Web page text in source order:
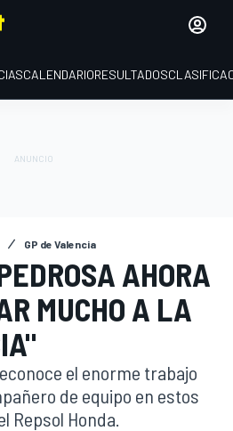
CALENDARIORESULTADOS
GP de Valencia
AHORA
MUCHO A LA
el enorme trabajo
de equipo en estos
Repsol Honda.